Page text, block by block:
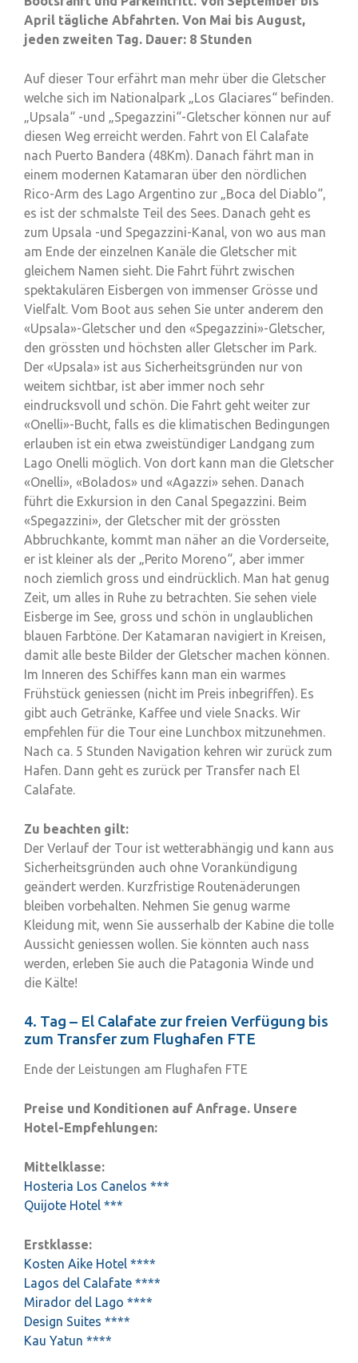
April tägliche Abfahrten. Von Mai bis August,
jeden zweiten Tag. Dauer: 8 Stunden
Auf dieser Tour erfährt man mehr über die Gletscher
welche sich im Nationalpark „Los Glaciares“ befinden.
„Upsala“ -und „Spegazzini“-Gletscher können nur auf
diesen Weg erreicht werden. Fahrt von El Calafate
nach Puerto Bandera (48Km). Danach fährt man in
einem modernen Katamaran über den nördlichen
Rico-Arm des Lago Argentino zur „Boca del Diablo“,
es ist der schmalste Teil des Sees. Danach geht es
zum Upsala -und Spegazzini-Kanal, von wo aus man
am Ende der einzelnen Kanäle die Gletscher mit
gleichem Namen sieht. Die Fahrt führt zwischen
spektakulären Eisbergen von immenser Grösse und
Vielfalt. Vom Boot aus sehen Sie unter anderem den
«Upsala»-Gletscher und den «Spegazzini»-Gletscher,
den grössten und höchsten aller Gletscher im Park.
Der «Upsala» ist aus Sicherheitsgründen nur von
weitem sichtbar, ist aber immer noch sehr
eindrucksvoll und schön. Die Fahrt geht weiter zur
«Onelli»-Bucht, falls es die klimatischen Bedingungen
erlauben ist ein etwa zweistündiger Landgang zum
Lago Onelli möglich. Von dort kann man die Gletscher
«Onelli», «Bolados» und «Agazzi» sehen. Danach
führt die Exkursion in den Canal Spegazzini. Beim
«Spegazzini», der Gletscher mit der grössten
Abbruchkante, kommt man näher an die Vorderseite,
er ist kleiner als der „Perito Moreno“, aber immer
noch ziemlich gross und eindrücklich. Man hat genug
Zeit, um alles in Ruhe zu betrachten. Sie sehen viele
Eisberge im See, gross und schön in unglaublichen
blauen Farbtöne. Der Katamaran navigiert in Kreisen,
damit alle beste Bilder der Gletscher machen können.
Im Inneren des Schiffes kann man ein warmes
Frühstück geniessen (nicht im Preis inbegriffen). Es
gibt auch Getränke, Kaffee und viele Snacks. Wir
empfehlen für die Tour eine Lunchbox mitzunehmen.
Nach ca. 5 Stunden Navigation kehren wir zurück zum
Hafen. Dann geht es zurück per Transfer nach El
Calafate.
Zu beachten gilt:
Der Verlauf der Tour ist wetterabhängig und kann aus
Sicherheitsgründen auch ohne Vorankündigung
geändert werden. Kurzfristige Routenäderungen
bleiben vorbehalten. Nehmen Sie genug warme
Kleidung mit, wenn Sie ausserhalb der Kabine die tolle
Aussicht geniessen wollen. Sie könnten auch nass
werden, erleben Sie auch die Patagonia Winde und
die Kälte!
4. Tag – El Calafate zur freien Verfügung bis
zum Transfer zum Flughafen FTE
Ende der Leistungen am Flughafen FTE
Preise und Konditionen auf Anfrage. Unsere
Hotel-Empfehlungen:
Mittelklasse:
Hosteria Los Canelos ***
Quijote Hotel ***
Erstklasse:
Kosten Aike Hotel ****
Lagos del Calafate ****
Mirador del Lago ****
Design Suites ****
Kau Yatun ****